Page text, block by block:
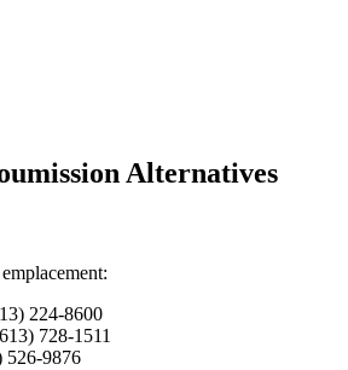
Alternatives
224-8600
728-1511
526-9876